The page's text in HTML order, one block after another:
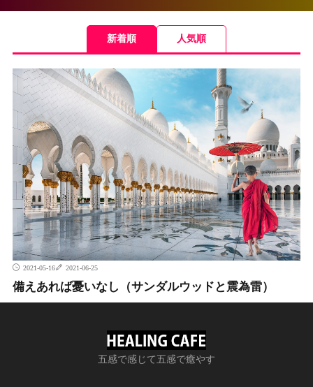
新着順 人気順
2021-05-16 2021-06-25
備えあれば憂いなし（サンダルウッドと震為雷）
五感で感じて五感で癒やす